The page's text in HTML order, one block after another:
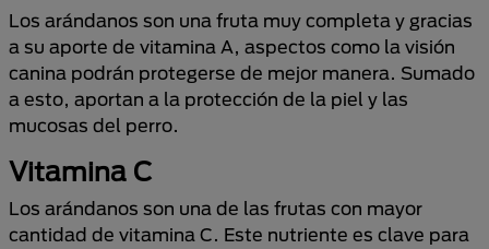
Los arándanos son una fruta muy completa y gracias
a su aporte de vitamina A, aspectos como la visión
canina podrán protegerse de mejor manera. Sumado
a esto, aportan a la protección de la piel y las
mucosas del perro.
Vitamina C
Los arándanos son una de las frutas con mayor
cantidad de vitamina C. Este nutriente es clave para